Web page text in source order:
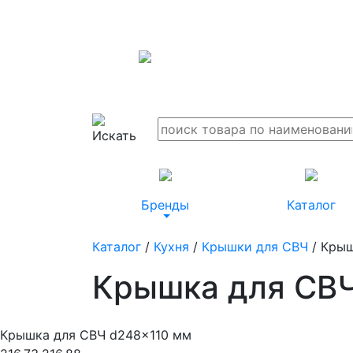
Бренды Каталог
Каталог / Кухня / Крышки для СВЧ /
Крышка для
Крышка для СВЧ d248x110 мм